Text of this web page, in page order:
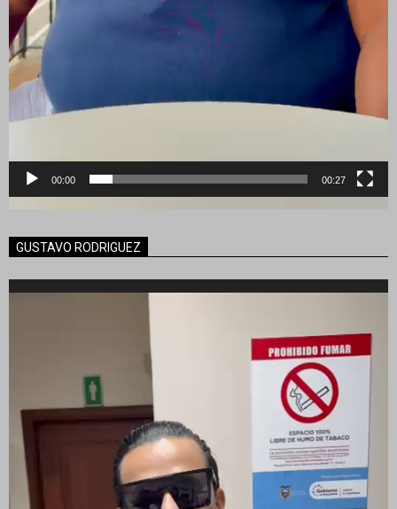
00:00 00:27
GUSTAVO RODRIGUEZ